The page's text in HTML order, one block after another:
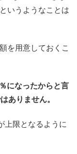
いうようなことは
を用意しておくこ
になったからと言
ありません。
上限となるように